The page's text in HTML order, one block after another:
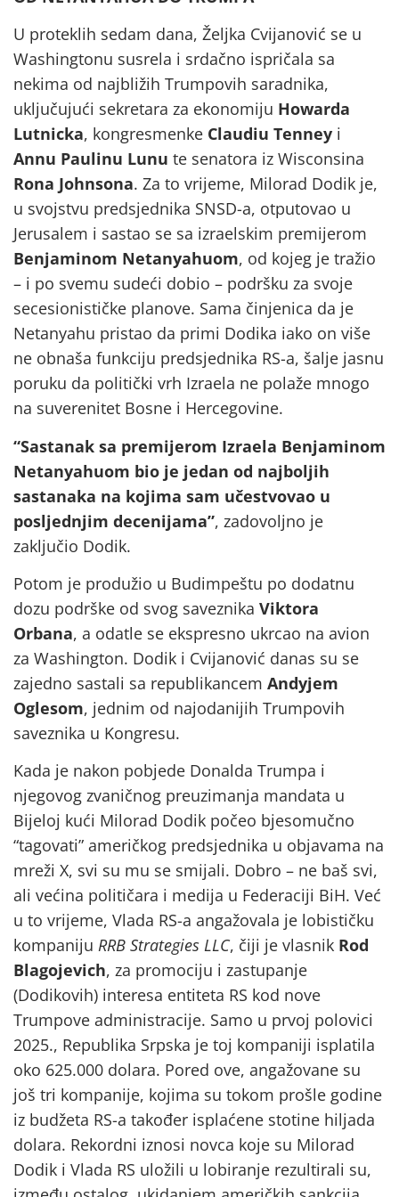
U proteklih sedam dana, Željka Cvijanović se u
Washingtonu susrela i srdačno ispričala sa
nekima od najbližih Trumpovih saradnika,
uključujući sekretara za ekonomiju Howarda
Lutnicka, kongresmenke Claudiu Tenney i
Annu Paulinu Lunu te senatora iz Wisconsina
Rona Johnsona. Za to vrijeme, Milorad Dodik je,
u svojstvu predsjednika SNSD-a, otputovao u
Jerusalem i sastao se sa izraelskim premijerom
Benjaminom Netanyahuom, od kojeg je tražio
– i po svemu sudeći dobio – podršku za svoje
secesionističke planove. Sama činjenica da je
Netanyahu pristao da primi Dodika iako on više
ne obnaša funkciju predsjednika RS-a, šalje jasnu
poruku da politički vrh Izraela ne polaže mnogo
na suverenitet Bosne i Hercegovine.
“Sastanak sa premijerom Izraela Benjaminom
Netanyahuom bio je jedan od najboljih
sastanaka na kojima sam učestvovao u
posljednjim decenijama”, zadovoljno je
zaključio Dodik.
Potom je produžio u Budimpeštu po dodatnu
dozu podrške od svog saveznika Viktora
Orbana, a odatle se ekspresno ukrcao na avion
za Washington. Dodik i Cvijanović danas su se
zajedno sastali sa republikancem Andyjem
Oglesom, jednim od najodanijih Trumpovih
saveznika u Kongresu.
Kada je nakon pobjede Donalda Trumpa i
njegovog zvaničnog preuzimanja mandata u
Bijeloj kući Milorad Dodik počeo bjesomučno
“tagovati” američkog predsjednika u objavama na
mreži X, svi su mu se smijali. Dobro – ne baš svi,
ali većina političara i medija u Federaciji BiH. Već
u to vrijeme, Vlada RS-a angažovala je lobističku
kompaniju RRB Strategies LLC, čiji je vlasnik Rod
Blagojevich, za promociju i zastupanje
(Dodikovih) interesa entiteta RS kod nove
Trumpove administracije. Samo u prvoj polovici
2025., Republika Srpska je toj kompaniji isplatila
oko 625.000 dolara. Pored ove, angažovane su
još tri kompanije, kojima su tokom prošle godine
iz budžeta RS-a također isplaćene stotine hiljada
dolara. Rekordni iznosi novca koje su Milorad
Dodik i Vlada RS uložili u lobiranje rezultirali su,